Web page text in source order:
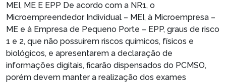
MEI, ME E EPP De acordo com a NR1, o
Microempreendedor Individual – MEI, à Microempresa –
ME e à Empresa de Pequeno Porte – EPP, graus de risco
1 e 2, que não possuírem riscos químicos, físicos e
biológicos, e apresentarem a declaração de
informações digitais, ficarão dispensados do PCMSO,
porém devem manter a realização dos exames